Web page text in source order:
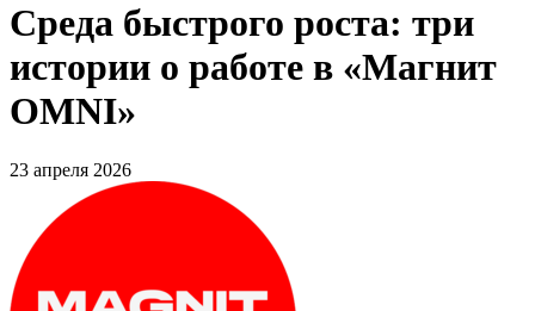
Среда быстрого роста: три
истории о работе в «Магнит
OMNI»
23 апреля 2026